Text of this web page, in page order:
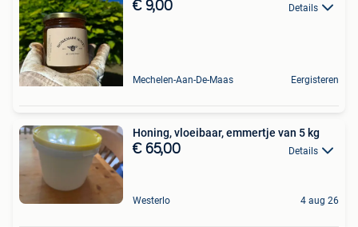
€ 9,00 Details
Mechelen-Aan-De-Maas Eergisteren
Honing, vloeibaar, emmertje van 5 kg
€ 65,00 Details
Westerlo 4 aug 26